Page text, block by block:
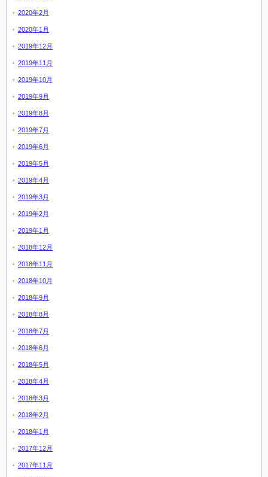
2020年2月
2020年1月
2019年12月
2019年11月
2019年10月
2019年9月
2019年8月
2019年7月
2019年6月
2019年5月
2019年4月
2019年3月
2019年2月
2019年1月
2018年12月
2018年11月
2018年10月
2018年9月
2018年8月
2018年7月
2018年6月
2018年5月
2018年4月
2018年3月
2018年2月
2018年1月
2017年12月
2017年11月